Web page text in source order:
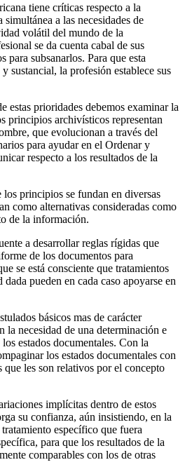
tiene críticas respecto a la
a las necesidades de
volátil del mundo de la
se da cuenta cabal de sus
para subsanarlos. Para que esta
sustancial, la profesión establece sus
estas prioridades debemos examinar la
principios archivísticos representan
que evolucionan a través del
para ayudar en el Ordenar y
respecto a los resultados de la
principios se fundan en diversas
como alternativas consideradas como
de la información.
a desarrollar reglas rígidas que
de los documentos para
se está consciente que tratamientos
pueden en cada caso apoyarse en
básicos mas de carácter
la necesidad de una determinación e
estados documentales. Con la
los estados documentales con
que les son relativos por el concepto
implícitas dentro de estos
su confianza, aún insistiendo, en la
específico que fuera
para que los resultados de la
comparables con los de otras